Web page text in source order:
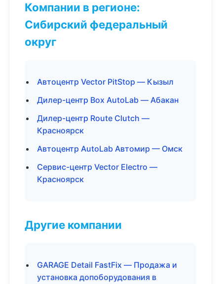
Компании в регионе:
Сибирский федеральный
округ
Автоцентр Vector PitStop — Кызыл
Дилер-центр Box AutoLab — Абакан
Дилер-центр Route Clutch —
Красноярск
Автоцентр AutoLab Автомир — Омск
Сервис-центр Vector Electro —
Красноярск
Другие компании
GARAGE Detail FastFix — Продажа и
установка допоборудования в